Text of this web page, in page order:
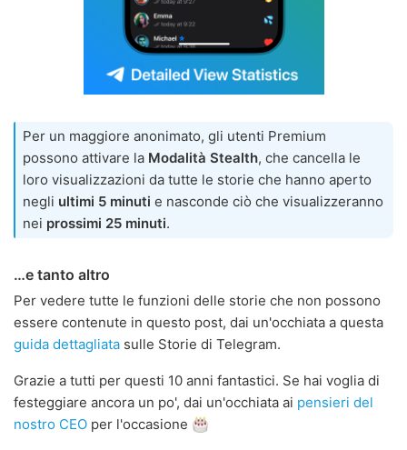
Per un maggiore anonimato, gli utenti Premium
possono attivare la Modalità Stealth, che cancella le
loro visualizzazioni da tutte le storie che hanno aperto
negli ultimi 5 minuti e nasconde ciò che visualizzeranno
nei prossimi 25 minuti.
…e tanto altro
Per vedere tutte le funzioni delle storie che non possono
essere contenute in questo post, dai un'occhiata a questa
guida dettagliata sulle Storie di Telegram.
Grazie a tutti per questi 10 anni fantastici. Se hai voglia di
festeggiare ancora un po', dai un'occhiata ai pensieri del
nostro CEO per l'occasione